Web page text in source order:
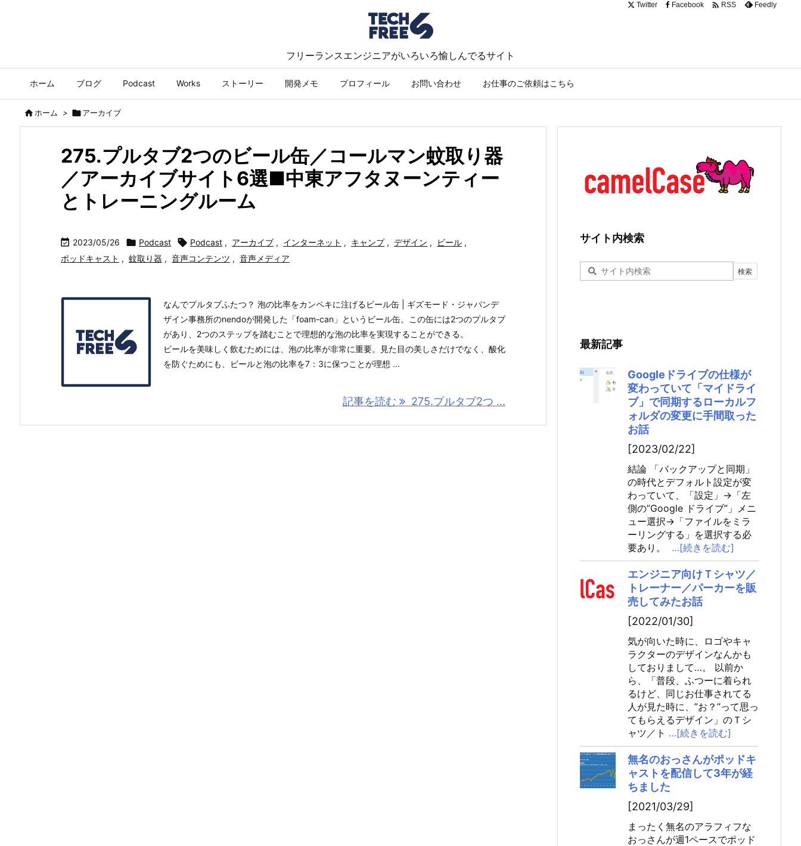
フリーランスエンジニアがいろいろ愉しんでるサイト
ホーム ブログ Podcast Works ストーリー 開発メモ プロフィール お問い合わせ お仕事のご依頼はこちら
Twitter Facebook  RSS Feedly
ホーム > アーカイブ
275.プルタブ2つのビール缶／コールマン蚊取り器
／アーカイブサイト6選■中東アフタヌーンティー
とトレーニングルーム
 2023/05/26  Podcast  Podcast , アーカイブ , インターネット , キャンプ , デザイン , ビール ,
ポッドキャスト , 蚊取り器 , 音声コンテンツ , 音声メディア
なんでプルタブふたつ？ 泡の比率をカンペキに注げるビール缶 | ギズモード・ジャパンデ
ザイン事務所のnendoが開発した「foam-can」というビール缶。この缶には2つのプルタブ
があり、2つのステップを踏むことで理想的な泡の比率を実現することができる。
ビールを美味しく飲むためには、泡の比率が非常に重要。見た目の美しさだけでなく、酸化
を防ぐためにも、ビールと泡の比率を7：3に保つことが理想 ...
記事を読む 275.プルタブ2つ ...
サイト内検索
最新記事
Googleドライブの仕様が
変わっていて「マイドライ
ブ」で同期するローカルフ
ォルダの変更に手間取った
お話
[2023/02/22]
結論 「バックアップと同期」
の時代とデフォルト設定が変
わっていて、「設定」→「左
側の”Google ドライブ”」メニ
ュー選択→「ファイルをミラ
ーリングする」を選択する必
要あり。
…[続きを読む]
エンジニア向けＴシャツ／
トレーナー／パーカーを販
売してみたお話
[2022/01/30]
気が向いた時に、ロゴやキャ
ラクターのデザインなんかも
しておりまして…。 以前か
ら、「普段、ふつーに着られ
るけど、同じお仕事されてる
人が見た時に、”お？”って思っ
てもらえるデザイン」のＴシ
ャツ／ト …[続きを読む]
無名のおっさんがポッドキ
ャストを配信して3年が経
ちました
[2021/03/29]
まったく無名のアラフィフな
おっさんが週1ペースでポッド